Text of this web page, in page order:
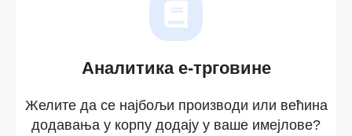
Аналитика е-трговине
Желите да се најбољи производи или већина
додавања у корпу додају у ваше имејлове?